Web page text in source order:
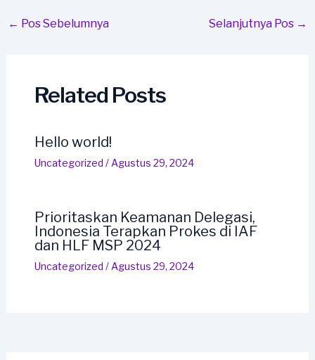
Post
← Pos Sebelumnya Selanjutnya Pos →
Related Posts
Hello world!
Uncategorized /Agustus 29, 2024
Prioritaskan Keamanan Delegasi,
Indonesia Terapkan Prokes di IAF
dan HLF MSP 2024
Uncategorized /Agustus 29, 2024